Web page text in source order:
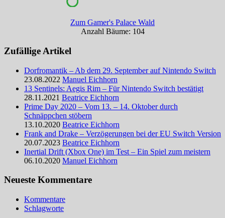
Zum Gamer's Palace Wald
Anzahl Bäume: 104
Zufällige Artikel
Dorfromantik – Ab dem 29. September auf Nintendo Switch
23.08.2022 Manuel Eichhorn
13 Sentinels: Aegis Rim – Für Nintendo Switch bestätigt
28.11.2021 Beatrice Eichhorn
Prime Day 2020 – Vom 13. – 14. Oktober durch
Schnäppchen stöbern
13.10.2020 Beatrice Eichhorn
Frank and Drake – Verzögerungen bei der EU Switch Version
20.07.2023 Beatrice Eichhorn
Inertial Drift (Xbox One) im Test – Ein Spiel zum meistern
06.10.2020 Manuel Eichhorn
Neueste Kommentare
Kommentare
Schlagworte